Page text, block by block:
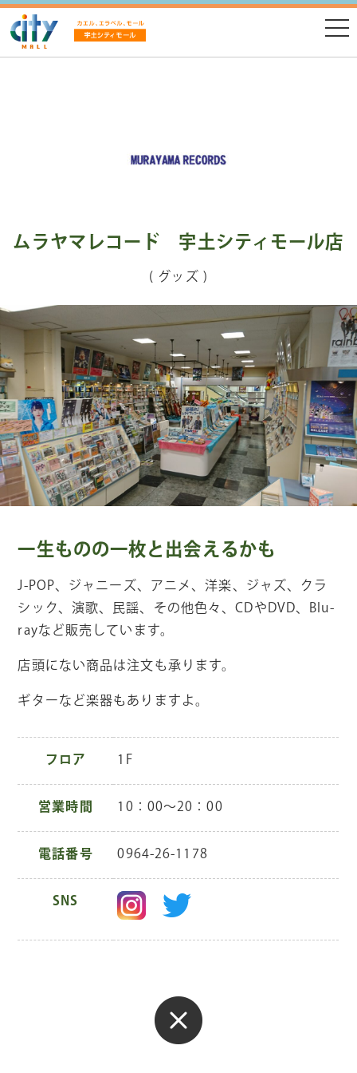
ムラヤマレコード 宇土シティモール店
( グッズ )
一生ものの一枚と出会えるかも
J-POP、ジャニーズ、アニメ、洋楽、ジャズ、クラ
シック、演歌、民謡、その他色々、CDやDVD、Blu-
rayなど販売しています。
店頭にない商品は注文も承ります。
ギターなど楽器もありますよ。
フロア 1F
営業時間 10：00～20：00
電話番号 0964-26-1178
SNS